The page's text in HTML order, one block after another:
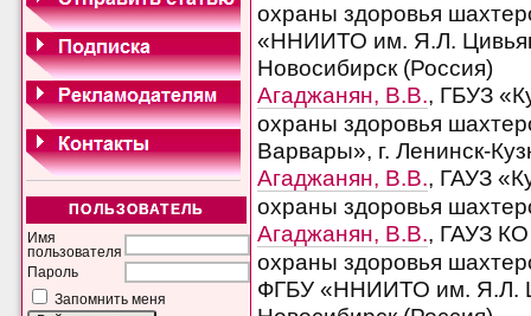
ПОЛЬЗОВАТЕЛЬ
Имя
пользователя
Пароль
Запомнить меня
охраны здоровья
«ННИИТО им. Я.Л.
Новосибирск (Россия)
Агаджанян, В.В., ГБУЗ
охраны здоровья
Варвары», г. Ленинск-
Агаджанян, В.В., ГАУЗ
охраны здоровья
Агаджанян, В.В., ГАУЗ КО
охраны здоровья
ФГБУ «ННИИТО им. Я.Л.